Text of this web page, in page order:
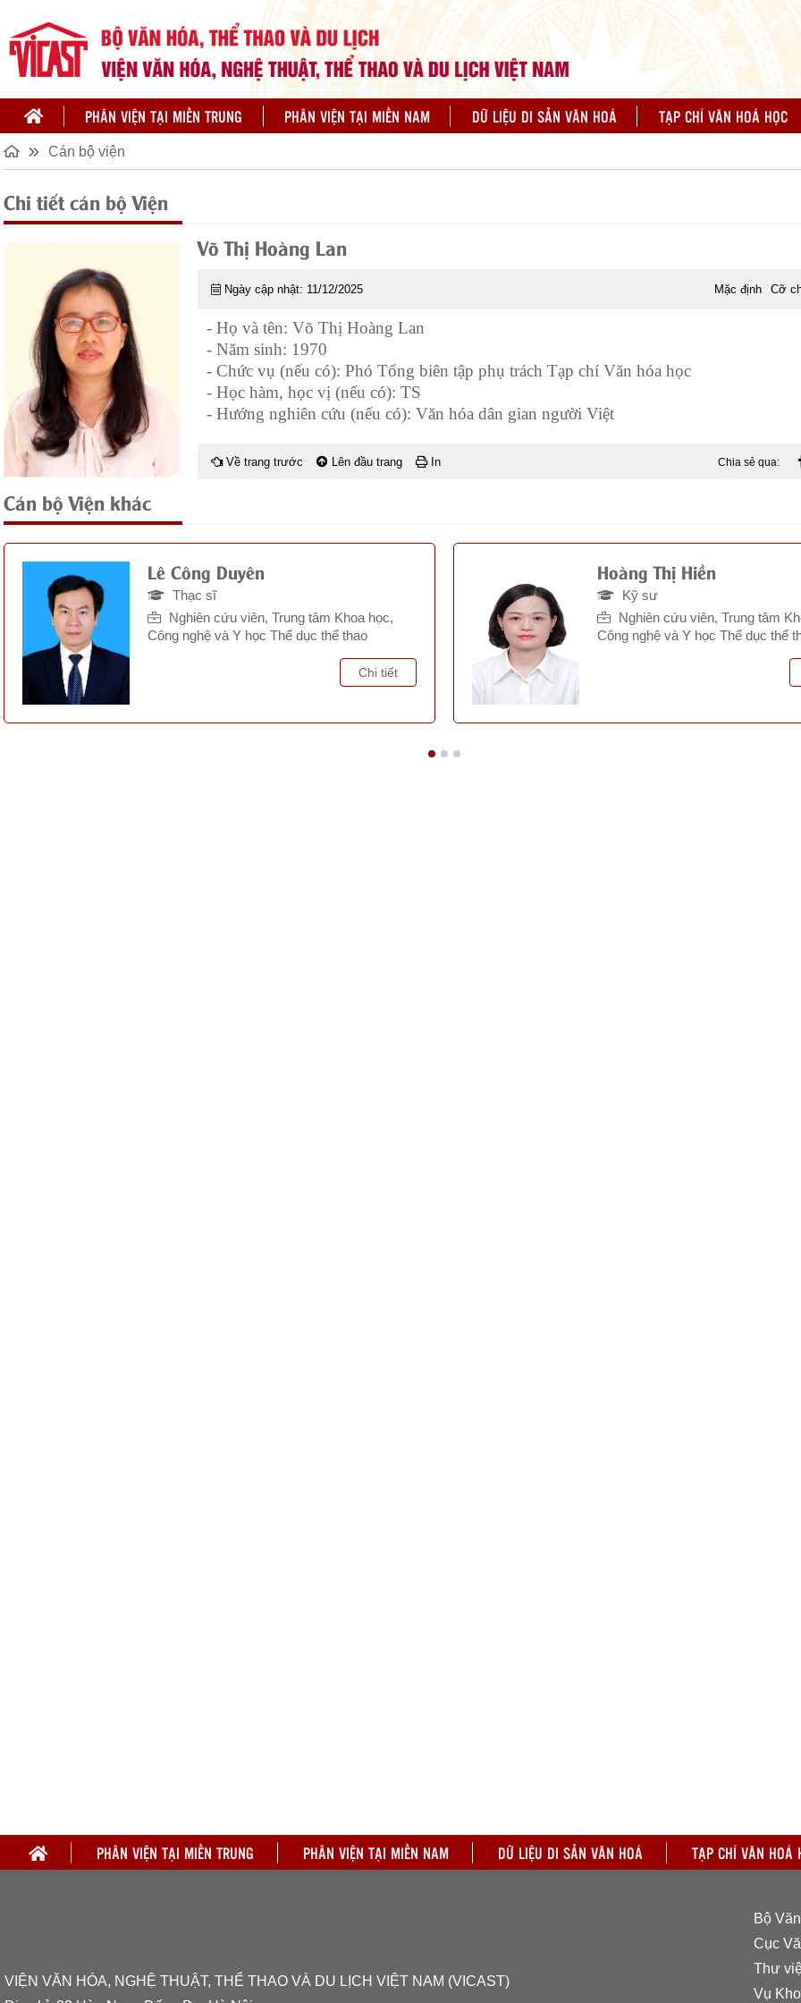
PHÂN VIỆN TẠI MIỀN TRUNG PHÂN VIỆN TẠI MIỀN NAM DỮ LIỆU DI SẢN VĂN HOÁ TẠP CHÍ VĂN HOÁ HỌC
Cán bộ viện
Chi tiết cán bộ Viện
Võ Thị Hoàng Lan
Ngày cập nhật: 11/12/2025 Mặc định Cỡ
- Họ và tên: Võ Thị Hoàng Lan
- Năm sinh: 1970
- Chức vụ (nếu có): Phó Tổng biên tập phụ trách Tạp chí Văn hóa học
- Học hàm, học vị (nếu có): TS
- Hướng nghiên cứu (nếu có): Văn hóa dân gian người Việt
Về trang trước Lên đầu trang In Chia sẻ qua:
Cán bộ Viện khác
Lê Công Duyên
Thạc sĩ
Nghiên cứu viên, Trung tâm Khoa học,
Công nghệ và Y học Thể dục thể thao
Chi tiết
Hoàng Thị Hiền
Kỹ sư
Nghiên cứu viên, Trung tâm
Công nghệ và Y học Thể dục thể
PHÂN VIỆN TẠI MIỀN TRUNG PHÂN VIỆN TẠI MIỀN NAM DỮ LIỆU DI SẢN VĂN HOÁ TẠP CHÍ VĂN HOÁ
VIỆN VĂN HÓA, NGHỆ THUẬT, THỂ THAO VÀ DU LỊCH VIỆT NAM (VICAST)
Bộ
Cục
Thư
Vụ